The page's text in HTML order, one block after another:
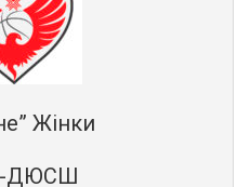
Жінки
ДЮСШ